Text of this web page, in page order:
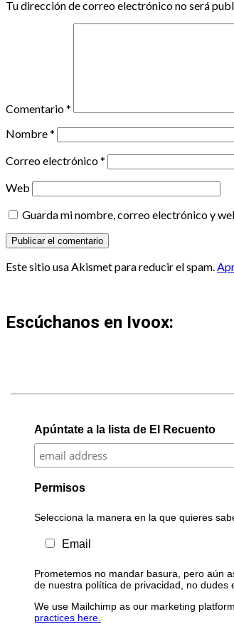
Tu dirección de correo electrónico no será
Comentario*
Nombre*
Correo electrónico*
Web
Guarda mi nombre, correo electrónico y
Este sitio usa Akismet para reducir el spam.
Escúchanos en Ivoox:
Apúntate a la lista de El Recuento
Permisos
Selecciona la manera en la que quieres
Email
Prometemos no mandar basura, pero aún
de nuestra política de privacidad, no dudes
We use Mailchimp as our marketing
practices here.